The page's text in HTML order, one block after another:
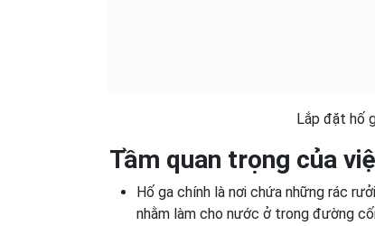
Lắp đặt hố
Tầm quan trọng của
Hố ga chính là nơi chứa những rác
nhằm làm cho nước ở trong đường